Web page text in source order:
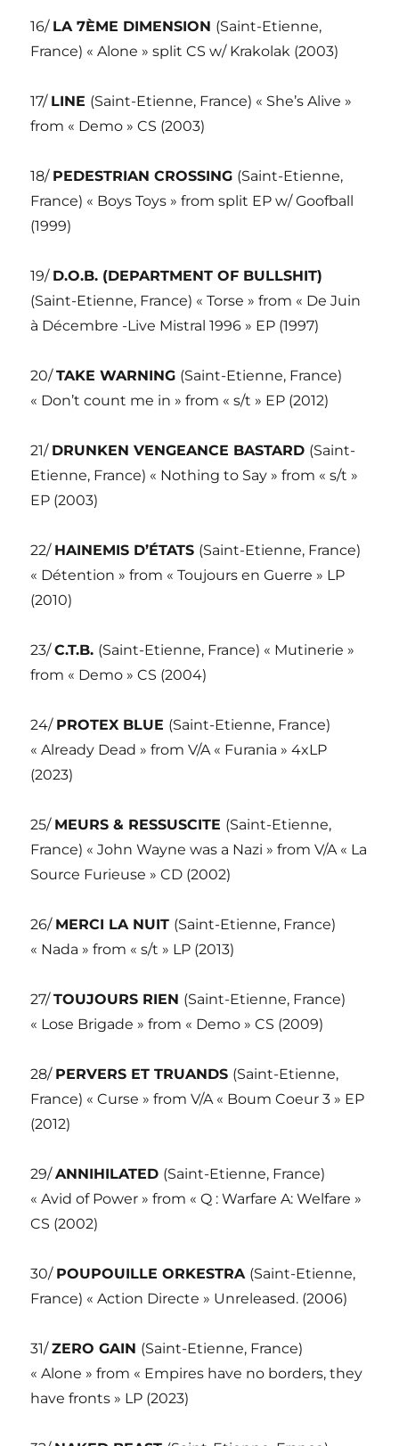
16/ LA 7ÈME DIMENSION (Saint-Etienne,
France) « Alone » split CS w/ Krakolak (2003)
17/ LINE (Saint-Etienne, France) « She’s Alive »
from « Demo » CS (2003)
18/ PEDESTRIAN CROSSING (Saint-Etienne,
France) « Boys Toys » from split EP w/ Goofball
(1999)
19/ D.O.B. (DEPARTMENT OF BULLSHIT)
(Saint-Etienne, France) « Torse » from « De Juin
à Décembre -Live Mistral 1996 » EP (1997)
20/TAKE WARNING (Saint-Etienne, France)
« Don’t count me in » from « s/t » EP (2012)
21/ DRUNKEN VENGEANCE BASTARD (Saint-
Etienne, France) « Nothing to Say » from « s/t »
EP (2003)
22/ HAINEMIS D’ÉTATS (Saint-Etienne, France)
« Détention » from « Toujours en Guerre » LP
(2010)
23/C.T.B. (Saint-Etienne, France) « Mutinerie »
from « Demo » CS (2004)
24/ PROTEX BLUE (Saint-Etienne, France)
« Already Dead » from V/A « Furania » 4xLP
(2023)
25/ MEURS & RESSUSCITE (Saint-Etienne,
France) « John Wayne was a Nazi » from V/A « La
Source Furieuse » CD (2002)
26/ MERCI LA NUIT (Saint-Etienne, France)
« Nada » from « s/t » LP (2013)
27/TOUJOURS RIEN (Saint-Etienne, France)
« Lose Brigade » from « Demo » CS (2009)
28/ PERVERS ET TRUANDS (Saint-Etienne,
France) « Curse » from V/A « Boum Coeur 3 » EP
(2012)
29/ANNIHILATED (Saint-Etienne, France)
« Avid of Power » from « Q : Warfare A: Welfare »
CS (2002)
30/ POUPOUILLE ORKESTRA (Saint-Etienne,
France) « Action Directe » Unreleased. (2006)
31/ZERO GAIN (Saint-Etienne, France)
« Alone » from « Empires have no borders, they
have fronts » LP (2023)